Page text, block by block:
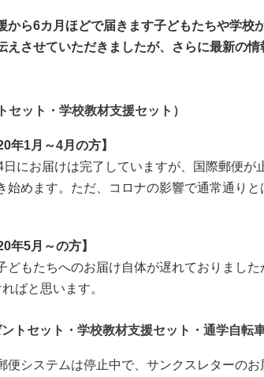
から6カ月ほどで届きます子どもたちや学
えさせていただきましたが、さらに最新の情
セット・ 学校教材支援セット ）
年1月～4月の方】
にお届けは完了していますが、国際郵便
始めます。ただ、コロナの影響で通常通り
年5月～の方】
どもたちへのお届け自体が遅れておりました
ばと思います。
ントセット・ 学校教材支援セット・ 通学自転
便システムは停止中で、サンクスレターのお